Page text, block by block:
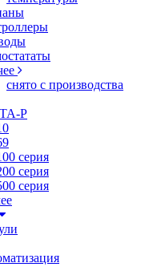
снято с производства
P
серия
серия
серия